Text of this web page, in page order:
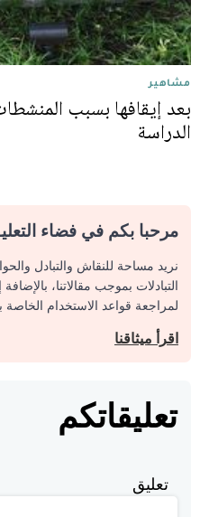
مشاهير
بعد إيقافها بسبب
الدراسة
مرحبا بكم في فضاء
نريد مساحة للنقاش والتبادل
التبادلات بموجب مقالاتنا،
لمراجعة قواعد الاستخدام الخاصة
اقرأ ميثاقنا
تعليقاتكم
تعليق